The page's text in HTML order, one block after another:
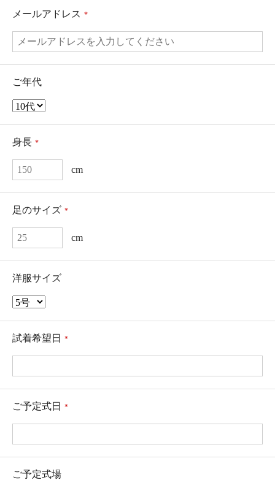
メールアドレス *
ご年代
身長 *
cm
足のサイズ *
cm
洋服サイズ
試着希望日 *
ご予定式日 *
ご予定式場